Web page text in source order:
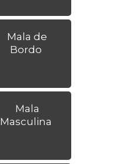
Mala de
Bordo
Mala
Masculina